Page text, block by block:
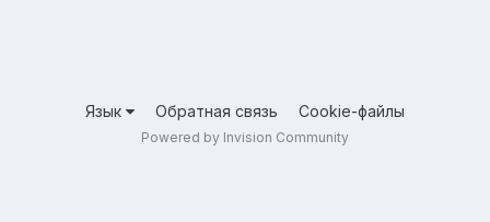
Язык Обратная связь Cookie-файлы
Powered by Invision Community